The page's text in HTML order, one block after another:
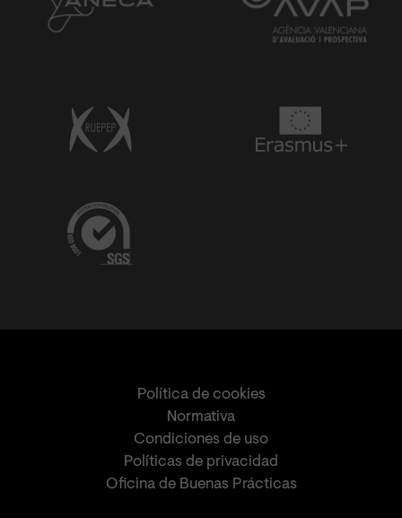
Política de cookies
Normativa
Condiciones de uso
Políticas de privacidad
Oficina de Buenas Prácticas